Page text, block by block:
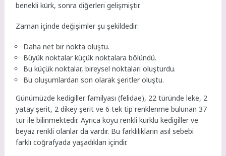
benekli kürk, sonra diğerleri gelişmiştir.
Zaman içinde değişimler şu şekildedir:
Daha net bir nokta oluştu.
Büyük noktalar küçük noktalara bölündü.
Bu küçük noktalar, bireysel noktaları oluşturdu.
Bu oluşumlardan son olarak şeritler oluştu.
Günümüzde kedigiller familyası (felidae), 22 türünde leke, 2
yatay şerit, 2 dikey şerit ve 6 tek tip renklenme bulunan 37
tür ile bilinmektedir. Ayrıca koyu renkli kürklü kedigiller ve
beyaz renkli olanlar da vardır. Bu farklılıkların asıl sebebi
farklı coğrafyada yaşadıkları içindir.